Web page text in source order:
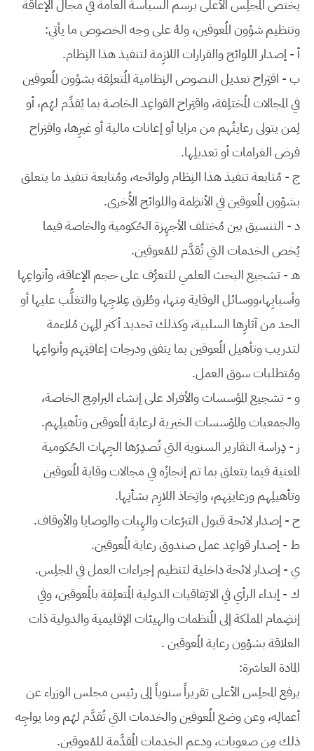
يختص المجلِس الأعلى برسم السياسة العامة في مجال الإعاقة
وتنظيم شؤون المُعوقين، ولهُ على وجه الخصوص ما يأتي:
أ - إصدار اللوائح والقرارات اللازِمة لتنفيذ هذا النِظام.
ب - اقتِراح تعديل النصوص النِظامية المُتعلِقة بشؤون المُعوقين
في المجالات المُختلِفة، واقتِراح القواعِد الخاصة بما يُقدِّم لهُم، أو
لِمن يتولى رعايتُهم من مزايا أو إعانات مالية أو غيرِها، واقتِراح
فرض الغرامات أو تعديلِها.
ج - مُتابعة تنفيذ هذا النِظام ولوائحه، ومُتابعة تنفيذ ما يتعلق
بشؤون المُعوقين في الأنظِمة واللوائح الأُخرى.
د - التنسيق بين مُختلف الأجهِزة الحُكومية والخاصة فيما
يُخص الخدمات التي تُقدَّم للمُعوقين.
هـ - تشجيع البحث العلمي للتعرُّف على حجم الإعاقة، وأنواعِها
وأسبابِها،ووسائل الوقاية مِنها، وطُرق عِلاجِها والتغلُّب عليها أو
الحد من آثارِها السلبية، وكذلك تحديد أكثر المِهن مُلاءمة
لتدريب وتأهيل المُعوقين بما يتفق ودرجات إعاقتِهم وأنواعِها
ومُتطلبات سوق العمل.
و - تشجيع المؤسسات والأفراد على إنشاء البرامِج الخاصة،
والجمعيات والمؤسسات الخيرية لرعاية المُعوقين وتأهيلِهم.
ز - دِراسة التقارير السنوية التي تُصدِرُها الجِهات الحُكومية
المعنية فيما يتعلق بما تم إنجازُه في مجالات وقاية المُعوقين
وتأهيلِهم ورعايتِهم، واتِخاذ اللازِم بشأنِها.
ح - إصدار لائحة قبول التبرُعات والهِبات والوصايا والأوقاف.
ط - إصدار قواعِد عمل صندوق رعاية المُعوقين.
ي - إصدار لائحة داخلية لتنظيم إجراءات العمل في المجلِس.
ك - إبداء الرأي في الاتِفاقيات الدولية المُتعلِقة بالمُعوقين، وفي
إنضِمام المملكة إلى المُنظمات والهيئات الإقليمية والدولية ذات
العلاقة بشؤون رعاية المُعوقين .
المادة العاشرة:
يرفع المجلِس الأعلى تقريراً سنوياً إلى رئيس مجلس الوزراء عن
أعمالِه، وعن وضع المُعوقين والخدمات التي تُقدَّم لهُم وما يواجِه
ذلك مِن صعوبات، ودعم الخدمات المُقدَّمة للمُعوقين.